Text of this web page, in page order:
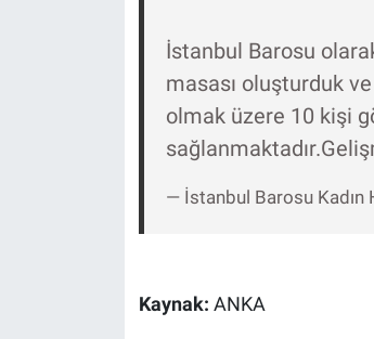
İstanbul Barosu
masası oluşturduk
olmak üzere 10 kişi
— İstanbul Barosu Kadın
Kaynak: ANKA
Türkiye'nin Geleceği
Türkiye'nin Gündemi